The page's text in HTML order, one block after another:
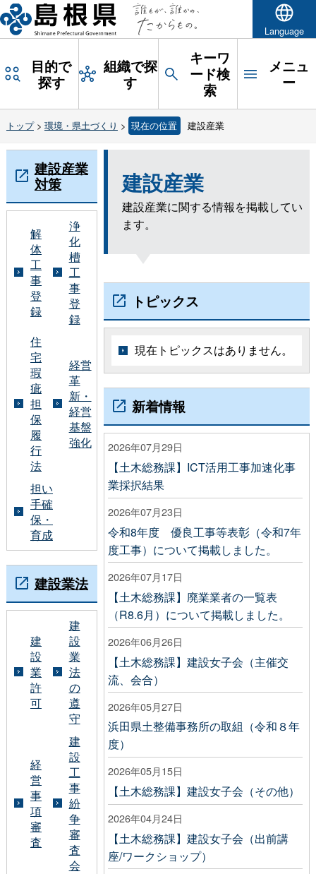
Language
目的で
探す
組織で探
す
キーワ
ード検
索
メニュ
ー
トップ> 環境・県土づくり > 現在の位置 建設産業
建設産業
建設産業に関する情報を掲載してい
ます。
トピックス
現在トピックスはありません。
新着情報
2026年07月29日
【土木総務課】ICT活用工事加速化事
業採択結果
2026年07月23日
令和8年度 優良工事等表彰（令和7年
度工事）について掲載しました。
2026年07月17日
【土木総務課】廃業業者の一覧表
（R8.6月）について掲載しました。
2026年06月26日
【土木総務課】建設女子会（主催交
流、会合）
2026年05月27日
浜田県土整備事務所の取組（令和８年
度）
2026年05月15日
【土木総務課】建設女子会（その他）
2026年04月24日
【土木総務課】建設女子会（出前講
座/ワークショップ）
建設産業
対策
解
体
工
事
登
録
浄
化
槽
工
事
登
録
住
宅
瑕
疵
担
保
履
行
法
経営
革
新・
経営
基盤
強化
担い
手確
保・
育成
建設業法
建
設
業
許
可
建
設
業
法
の
遵
守
経
営
事
項
審
査
建
設
工
事
紛
争
審
査
会